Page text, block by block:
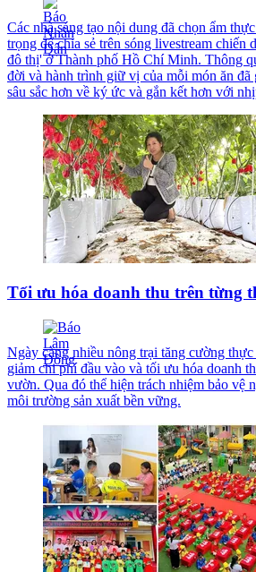
Các nhà sáng tạo nội dung đã chọn ẩm
trọng để chia sẻ trên sóng livestream
đô thị' ở Thành phố Hồ Chí Minh. Thông
đời và hành trình giữ vị của mỗi món ăn đã
sâu sắc hơn về ký ức và gắn kết hơn với
Tối ưu hóa doanh thu trên từng
Ngày càng nhiều nông trại tăng cường
giảm chi phí đầu vào và tối ưu hóa doanh
vườn. Qua đó thể hiện trách nhiệm bảo vệ
môi trường sản xuất bền vững.